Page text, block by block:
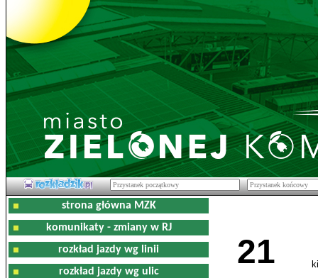
strona główna MZK
komunikaty - zmiany w RJ
rozkład jazdy wg linii
rozkład jazdy wg ulic
21